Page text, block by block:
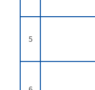
5